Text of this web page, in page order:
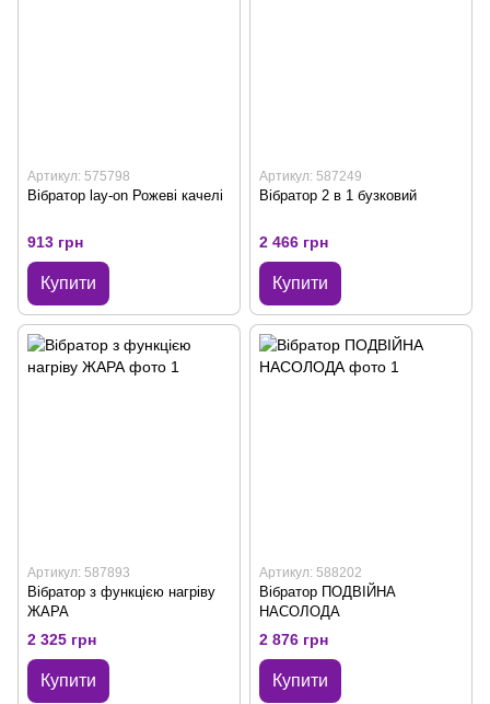
Артикул: 575798
Вібратор lay-on Рожеві качелі
913 грн
Купити
Артикул: 587249
Вібратор 2 в 1 бузковий
2 466 грн
Купити
Артикул: 587893
Вібратор з функцією нагріву
ЖАРА
2 325 грн
Купити
Артикул: 588202
Вібратор ПОДВІЙНА
НАСОЛОДА
2 876 грн
Купити